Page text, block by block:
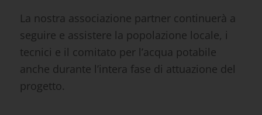
La nostra associazione partner continuerà a
seguire e assistere la popolazione locale, i
tecnici e il comitato per l’acqua potabile
anche durante l’intera fase di attuazione del
progetto.